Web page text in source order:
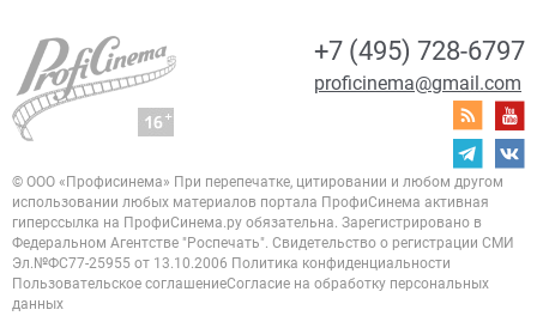
+7 (495) 728-6797
proficinema@gmail.com
© ООО «Профисинема» При перепечатке, цитировании и любом другом
использовании любых материалов портала ПрофиСинема активная
гиперссылка на ПрофиСинема.ру обязательна. Зарегистрировано в
Федеральном Агентстве "Роспечать". Свидетельство о регистрации СМИ
Эл.№ФС77-25955 от 13.10.2006 Политика конфиденциальности
Пользовательское соглашениеСогласие на обработку персональных
данных